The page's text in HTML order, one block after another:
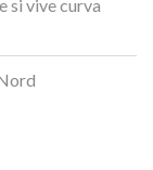
si vive curva